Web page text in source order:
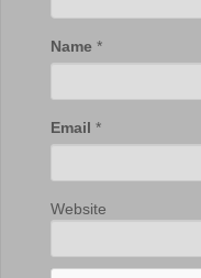
Name *
Email *
Website